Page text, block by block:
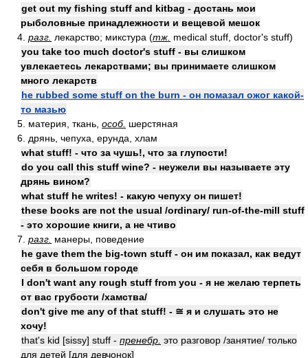
get out my fishing stuff and kitbag - достань мои
рыболовные принадлежности и вещевой мешок
4. разг. лекарство; микстура (тж. medical stuff, doctor's stuff)
you take too much doctor's stuff - вы слишком
увлекаетесь лекарствами; вы принимаете слишком
много лекарств
he rubbed some stuff on the burn - он помазал ожог какой-
то мазью
5. материя, ткань, особ. шерстяная
6. дрянь, чепуха, ерунда, хлам
what stuff! - что за чушь!, что за глупости!
do you call this stuff wine? - неужели вы называете эту
дрянь вином?
what stuff he writes! - какую чепуху он пишет!
these books are not the usual /ordinary/ run-of-the-mill stuff
- это хорошие книги, а не чтиво
7. разг. манеры, поведение
he gave them the big-town stuff - он им показал, как ведут
себя в большом городе
I don't want any rough stuff from you - я не желаю терпеть
от вас грубости /хамства/
don't give me any of that stuff! - ≅ я и слушать это не
хочу!
that's kid [sissy] stuff - пренебр. это разговор /занятие/ только
для детей [для девчонок]